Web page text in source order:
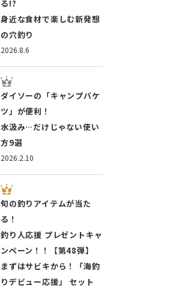
2026.8.6
る!?
身近な食材で楽しむ新発想
の穴釣り
2026.2.10
ダイソーの「キャンプバケ
ツ」が便利！
水汲み…だけじゃない使い
方9選
旬の釣りアイテムが当た
る！
釣り人応援 プレゼントキャ
ンペーン！！【第48弾】
まずはサビキから！「海釣
りデビュー応援」 セット